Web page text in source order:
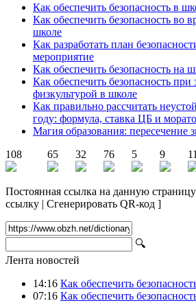
Как обеспечить безопасность в
Как обеспечить безопасность во
школе
Как разработать план
мероприятие
Как обеспечить безопасность на
Как обеспечить безопасность при
физкультурой в школе
Как правильно рассчитать
году: формула, ставка ЦБ и
Магия образования: пересечение
108
65 32 76 5 9 11
Постоянная ссылка на данную
ссылку | Сгенерировать QR-код ]
🔍
Лента новостей
14:16 Как обеспечить
07:16 Как обеспечить